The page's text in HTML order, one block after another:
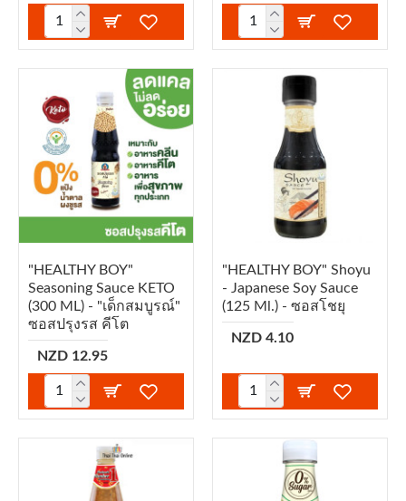
"HEALTHY BOY"
Seasoning Sauce KETO
(300 ML) - "เด็กสมบูรณ์"
ซอสปรุงรส คีโต
NZD 12.95
"HEALTHY BOY" Shoyu
- Japanese Soy Sauce
(125 Ml.) - ซอสโชยุ
NZD 4.10